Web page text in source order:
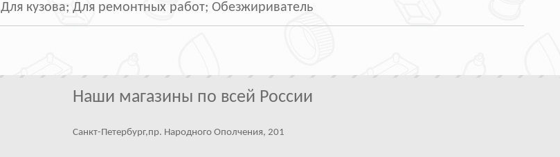
Для кузова; Для ремонтных работ; Обезжириватель
Наши магазины по всей России
Санкт-Петербург,пр. Народного Ополчения, 201